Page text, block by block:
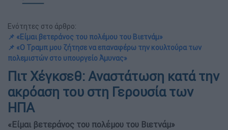
Ενότητες στο άρθρο:
📌 «Είμαι βετεράνος του πολέμου του Βιετνάμ»
📌 «Ο Τραμπ μου ζήτησε να επαναφέρω την κουλτούρα των
πολεμιστών στο υπουργείο Άμυνας»
Πιτ Χέγκσεθ: Αναστάτωση κατά την
ακρόαση του στη Γερουσία των
ΗΠΑ
«Είμαι βετεράνος του πολέμου του Βιετνάμ»